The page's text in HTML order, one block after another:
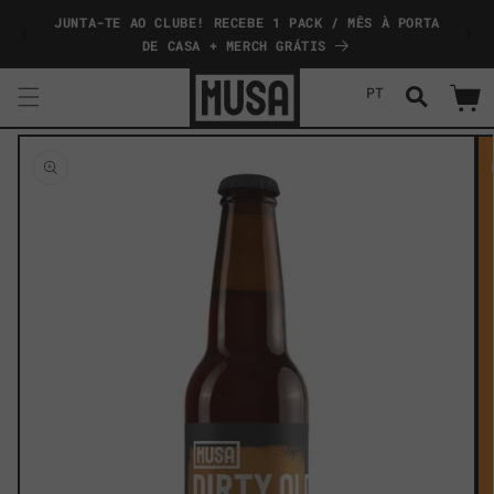
para o
JUNTA-TE AO CLUBE! RECEBE 1 PACK / MÊS À PORTA
DE CASA + MERCH GRÁTIS
PT
Saltar
informação